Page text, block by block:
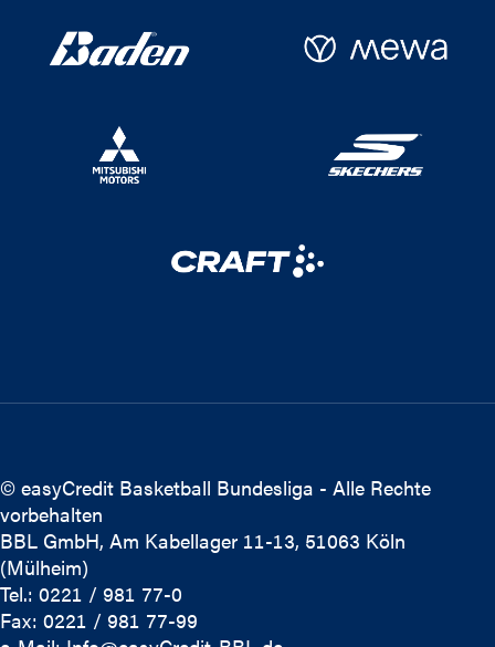
© easyCredit Basketball Bundesliga - Alle Rechte
vorbehalten
BBL GmbH, Am Kabellager 11-13, 51063 Köln
(Mülheim)
Tel.: 0221 / 981 77-0
Fax: 0221 / 981 77-99